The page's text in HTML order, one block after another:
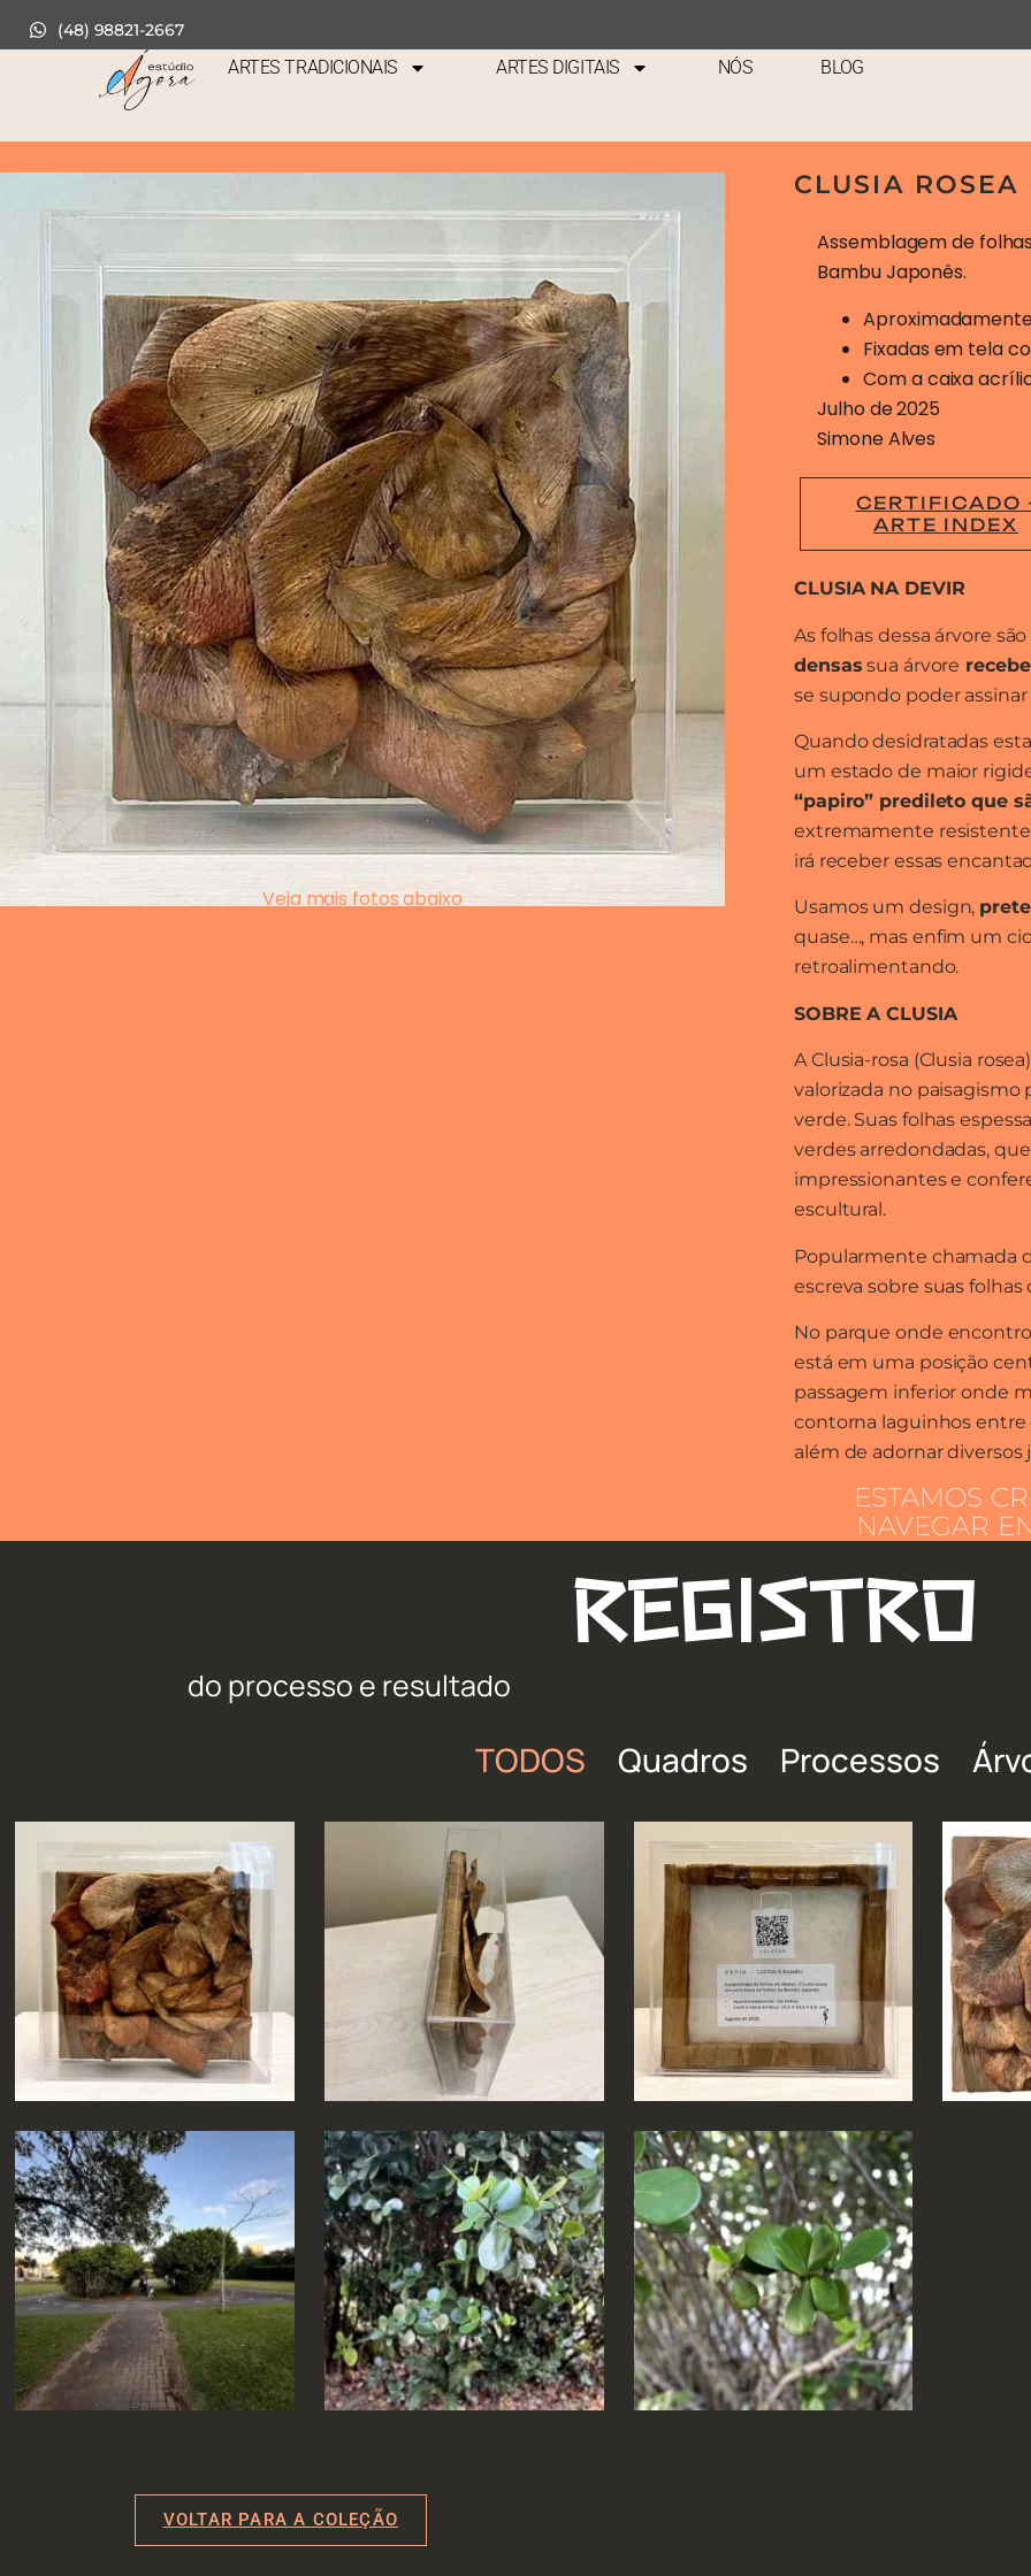
(48) 98821-2667
ARTES TRADICIONAIS ARTES DIGITAIS NÓS BLOG
Clusia
Veja mais fotos abaixo
CLUSIA ROSEA
Assemblagem de
Bambu Japonês.
Fixadas em tela
Com a caixa
Julho de 2025
Simone Alves
CERTIFICADO
ARTE INDEX
CLUSIA NA DEVIR
As folhas dessa árvore
densas sua árvore
se supondo poder
Quando desidratadas
um estado de maior
“papiro” predileto que
extremamente
irá receber essas
Usamos um design,
quase…, mas enfim um
retroalimentando.
SOBRE A CLUSIA
A Clusia-rosa (Clusia
valorizada no
verde. Suas folhas
verdes arredondadas,
impressionantes e
escultural.
Popularmente chamada
escreva sobre suas
No parque onde
está em uma posição
passagem inferior onde
contorna laguinhos entre
além de adornar
ESTAMOS
NAVEGAR
REGISTRO
do processo e resultado
TODOS Quadros Processos
VOLTAR PARA A COLEÇÃO